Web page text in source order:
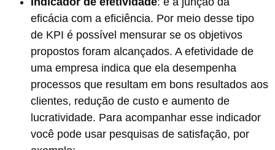
eficácia com a eficiência. Por meio desse tipo
de KPI é possível mensurar se os objetivos
propostos foram alcançados. A efetividade de
uma empresa indica que ela desempenha
processos que resultam em bons resultados aos
clientes, redução de custo e aumento de
lucratividade. Para acompanhar esse indicador
você pode usar pesquisas de satisfação, por